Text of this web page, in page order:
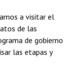
a visitar el
de las
de gobierno
las etapas y